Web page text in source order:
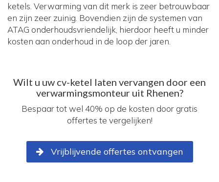
ketels. Verwarming van dit merk is zeer betrouwbaar
en zijn zeer zuinig. Bovendien zijn de systemen van
ATAG onderhoudsvriendelijk, hierdoor heeft u minder
kosten aan onderhoud in de loop der jaren.
Wilt u uw cv-ketel laten vervangen door een
verwarmingsmonteur uit Rhenen?
Bespaar tot wel 40% op de kosten door gratis
offertes te vergelijken!
Vrijblijvende offertes ontvangen